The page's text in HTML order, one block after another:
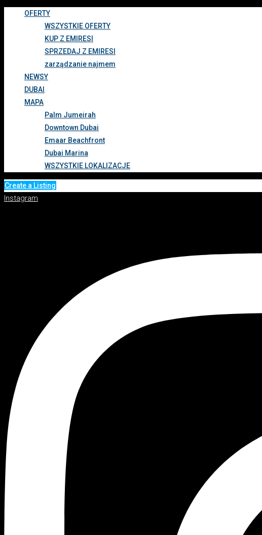
OFERTY
WSZYSTKIE OFERTY
KUP Z EMIRESI
SPRZEDAJ Z EMIRESI
zarządzanie najmem
NEWSY
DUBAI
MAPA
Palm Jumeirah
Downtown Dubai
Emaar Beachfront
Dubai Marina
WSZYSTKIE LOKALIZACJE
Create a Listing
Instagram